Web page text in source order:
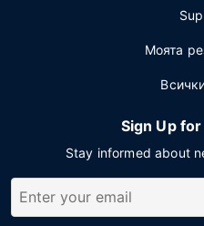
Моята
Sign Up
Stay informed about